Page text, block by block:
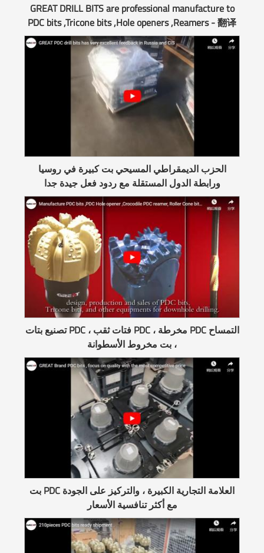
GREAT DRILL BITS are professional manufacture to
PDC bits ,Tricone bits ,Hole openers ,Reamers - 翻译
中...
الحزب الديمقراطي المسيحي بت كبيرة في روسيا
ورابطة الدول المستقلة مع ردود فعل جيدة جدا
تصنيع بتات PDC ، فتات ثقب PDC ، مخرطة PDC التمساح
، بت مخروط الأسطوانة
بت PDC العلامة التجارية الكبيرة ، والتركيز على الجودة
مع أكثر تنافسية الأسعار